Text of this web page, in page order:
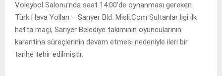
Voleybol Salonu’nda saat 14:00’de oynanması gereken
Türk Hava Yolları – Sarıyer Bld. Misli.Com Sultanlar ligi ilk
hafta maçı, Sarıyer Belediye takımının oyuncularının
karantina süreçlerinin devam etmesi nedeniyle ileri bir
tarihe tehir edilmiştir.